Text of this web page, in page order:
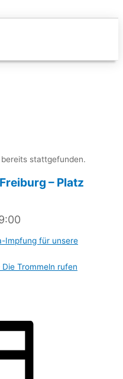
stattgefunden.
– Platz
Impfung für unsere
Trommeln rufen